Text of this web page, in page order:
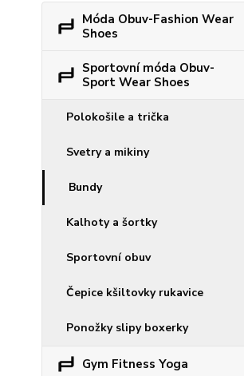
Móda Obuv-Fashion Wear
Shoes
Sportovní móda Obuv-
Sport Wear Shoes
Polokošile a trička
Svetry a mikiny
Bundy
Kalhoty a šortky
Sportovní obuv
Čepice kšiltovky rukavice
Ponožky slipy boxerky
Gym Fitness Yoga